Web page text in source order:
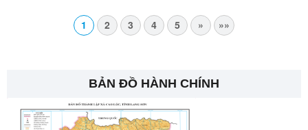
1 2 3 4 5 » »»
BẢN ĐỒ HÀNH CHÍNH